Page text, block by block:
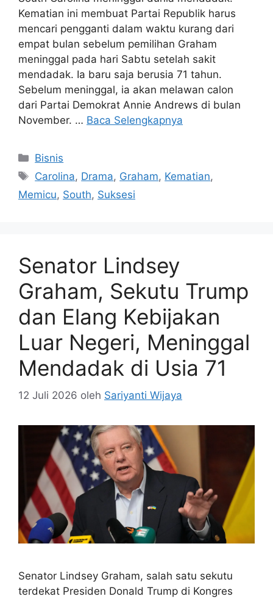
Kematian ini membuat Partai Republik harus
mencari pengganti dalam waktu kurang dari
empat bulan sebelum pemilihan Graham
meninggal pada hari Sabtu setelah sakit
mendadak. Ia baru saja berusia 71 tahun.
Sebelum meninggal, ia akan melawan calon
dari Partai Demokrat Annie Andrews di bulan
November. … Baca Selengkapnya
Kategori
Bisnis
Tag
Carolina, Drama, Graham, Kematian,
Memicu, South, Suksesi
Senator Lindsey
Graham, Sekutu Trump
dan Elang Kebijakan
Luar Negeri, Meninggal
Mendadak di Usia 71
12 Juli 2026 oleh Sariyanti Wijaya
Senator Lindsey Graham, salah satu sekutu
terdekat Presiden Donald Trump di Kongres